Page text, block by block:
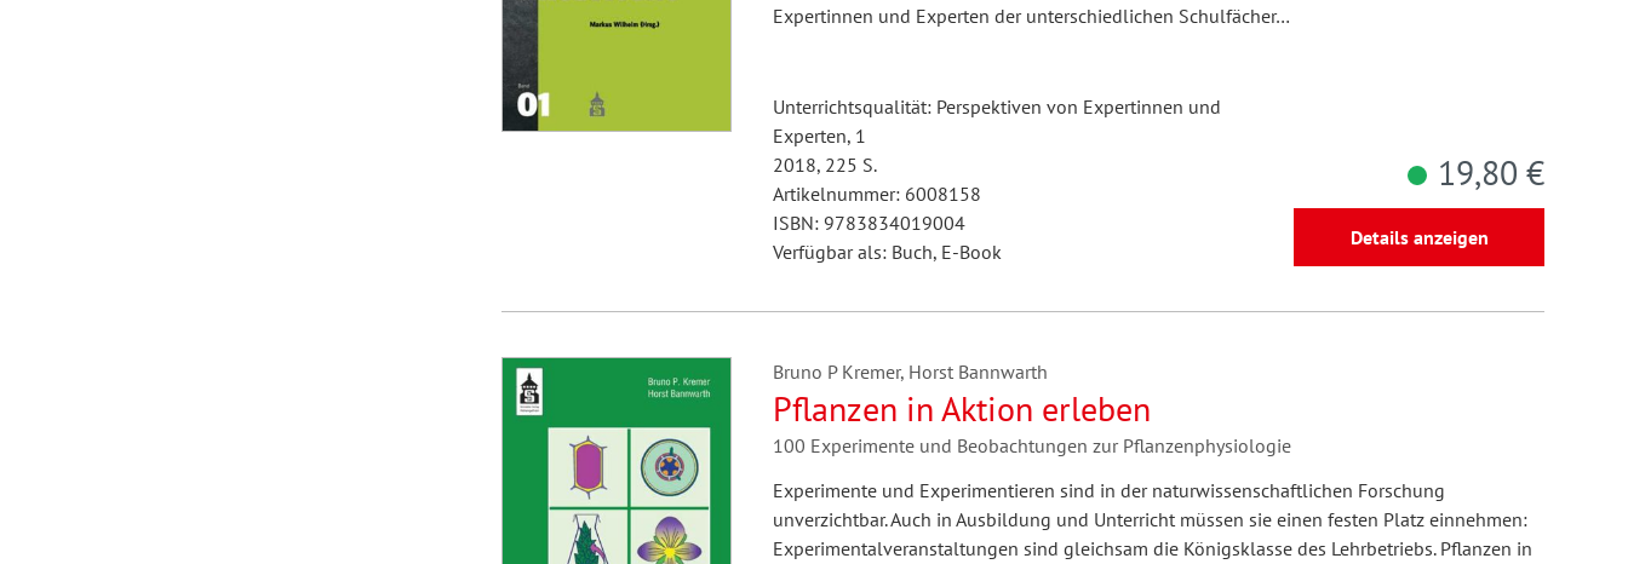
Expertinnen und Experten der unterschiedlichen Schulfächer…
Unterrichtsqualität: Perspektiven von Expertinnen und
Experten, 1
2018, 225 S.
Artikelnummer: 6008158
ISBN: 9783834019004
Verfügbar als: Buch, E-Book
19,80 €
Details anzeigen
Bruno P Kremer, Horst Bannwarth
Pflanzen in Aktion erleben
100 Experimente und Beobachtungen zur Pflanzenphysiologie
Experimente und Experimentieren sind in der naturwissenschaftlichen Forschung
unverzichtbar. Auch in Ausbildung und Unterricht müssen sie einen festen Platz einnehmen:
Experimentalveranstaltungen sind gleichsam die Königsklasse des Lehrbetriebs. Pflanzen in